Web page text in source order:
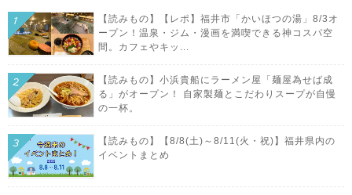
【読みもの】【レポ】福井市「かいほつの湯」8/3オ
ープン！温泉・ジム・漫画を満喫できる神コスパ空
間。カフェやキッ...
【読みもの】小浜貴船にラーメン屋「麺屋為せば成
る」がオープン！ 自家製麺とこだわりスープが自慢
の一杯。
【読みもの】【8/8(土)～8/11(火・祝)】福井県内の
イベントまとめ